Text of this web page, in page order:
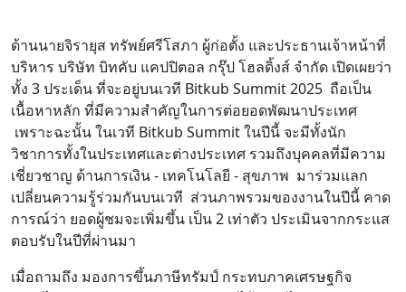
ด้านนายจิรายุส ทรัพย์ศรีโสภา ผู้ก่อตั้ง และประธานเจ้าหน้าที่
บริหาร บริษัท บิทคับ แคปปิตอล กรุ๊ป โฮลดิ้งส์ จำกัด เปิดเผยว่า
ทั้ง 3 ประเด็น ที่จะอยู่บนเวที Bitkub Summit 2025 ถือเป็น
เนื้อหาหลัก ที่มีความสำคัญในการต่อยอดพัฒนาประเทศ
เพราะฉะนั้น ในเวที Bitkub Summit ในปีนี้ จะมีทั้งนัก
วิชาการทั้งในประเทศและต่างประเทศ รวมถึงบุคคลที่มีความ
เชี่ยวชาญ ด้านการเงิน - เทคโนโลยี - สุขภาพ มาร่วมแลก
เปลี่ยนความรู้ร่วมกันบนเวที ส่วนภาพรวมของงานในปีนี้ คาด
การณ์ว่า ยอดผู้ชมจะเพิ่มขึ้น เป็น 2 เท่าตัว ประเมินจากกระแส
ตอบรับในปีที่ผ่านมา
เมื่อถามถึง มองการขึ้นภาษีทรัมป์ กระทบภาคเศรษฐกิจ